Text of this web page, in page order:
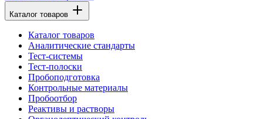
Каталог товаров
Каталог товаров
Аналитические стандарты
Тест-системы
Тест-полоски
Пробоподготовка
Контрольные материалы
Пробоотбор
Реактивы и растворы